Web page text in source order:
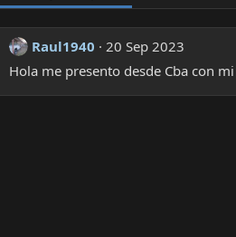
Raul1940
20 Sep 2023
Hola me presento desde Cba con